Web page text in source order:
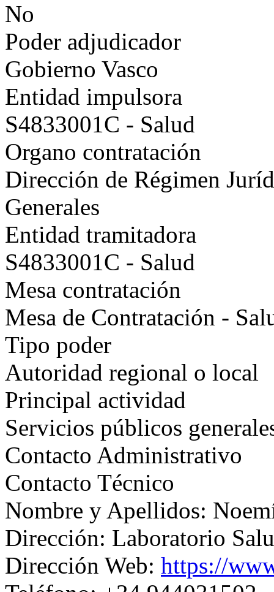
No
Poder adjudicador
Gobierno Vasco
Entidad impulsora
S4833001C - Salud
Organo contratación
Dirección de Régimen
Generales
Entidad tramitadora
S4833001C - Salud
Mesa contratación
Mesa de Contratación -
Tipo poder
Autoridad regional o local
Principal actividad
Servicios públicos
Contacto Administrativo
Contacto Técnico
Nombre y Apellidos:
Dirección: Laboratorio
Dirección Web: https://